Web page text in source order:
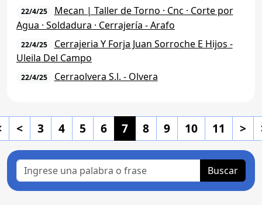
22/4/25
Mecan | Taller de Torno · Cnc · Corte por
Agua · Soldadura · Cerrajería - Arafo
22/4/25
Cerrajeria Y Forja Juan Sorroche E Hijos -
Uleila Del Campo
22/4/25 Cerraolvera S.l. - Olvera
< 3 4 5 6 7 8 9 10 11 >
Buscar